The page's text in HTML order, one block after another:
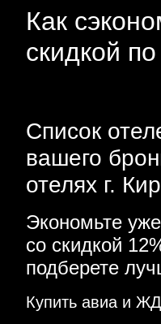
Как
скидкой
Список
вашего
отелях г.
Экономьте
со скидкой
подберете
Купить авиа и